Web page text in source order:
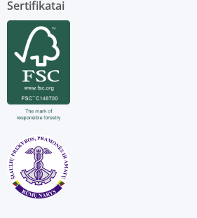
Sertifikatai